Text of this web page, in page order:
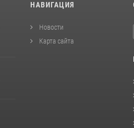
НАВИГАЦИЯ
Новости
Карта сайта